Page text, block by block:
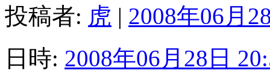
投稿者: 虎 | 2008年06月
日時: 2008年06月28日